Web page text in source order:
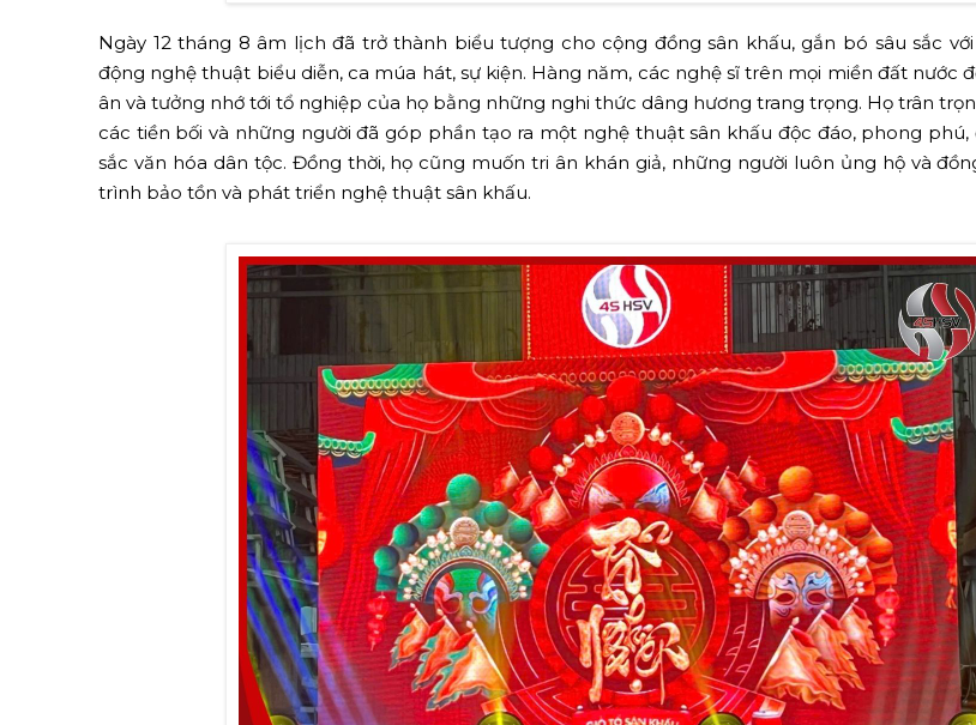
Ngày 12 tháng 8 âm lịch đã trở thành biểu tượng cho cộng đồng sân khấu, gắn bó sâu sắc
động nghệ thuật biểu diễn, ca múa hát, sự kiện. Hàng năm, các nghệ sĩ trên mọi miền đất nước
ân và tưởng nhớ tới tổ nghiệp của họ bằng những nghi thức dâng hương trang trọng. Họ trân
các tiền bối và những người đã góp phần tạo ra một nghệ thuật sân khấu độc đáo, phong
sắc văn hóa dân tộc. Đồng thời, họ cũng muốn tri ân khán giả, những người luôn ủng hộ và
trình bảo tồn và phát triển nghệ thuật sân khấu.